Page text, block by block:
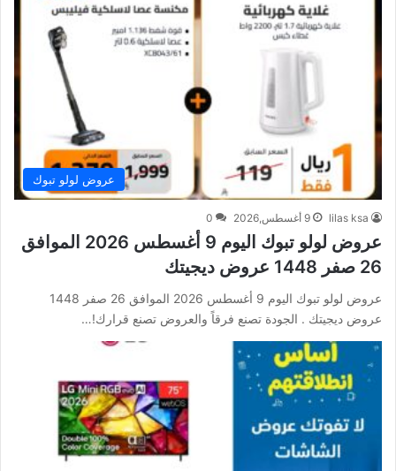
عروض لولو تبوك
lilas ksa 9 أغسطس,2026 0
عروض لولو تبوك اليوم 9 أغسطس 2026 الموافق
26 صفر 1448 عروض ديجيتك
عروض لولو تبوك اليوم 9 أغسطس 2026 الموافق 26 صفر 1448
عروض ديجيتك . الجودة تصنع فرقاً والعروض تصنع قرارك!…